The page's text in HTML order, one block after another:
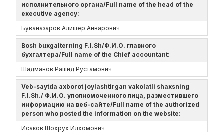
исполнительного органа/Full name of the head of the
executive agency:
Буваназаров Алишер Анварович
Bosh buxgalterning F.I.Sh/Ф.И.О. главного
бухгалтера/Full name of the Chief accountant:
Шадманов Рашид Рустамович
Veb-saytda axborot joylashtirgan vakolatli shaxsning
F.I.Sh./ Ф.И.О. уполномоченного лица, разместившего
информацию на веб-сайте/Full name of the authorized
person who posted the information on the website:
Исаков Шохрух Илхомович